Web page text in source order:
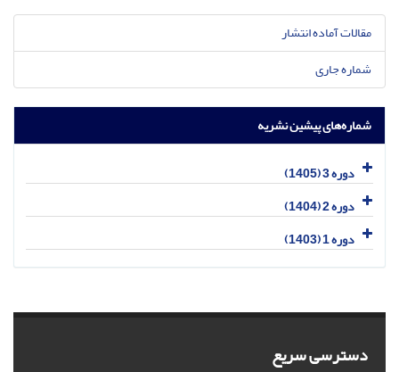
مقالات آماده انتشار
شماره جاری
شماره‌های پیشین نشریه
دوره 3 (1405)
دوره 2 (1404)
دوره 1 (1403)
دسترسی سریع